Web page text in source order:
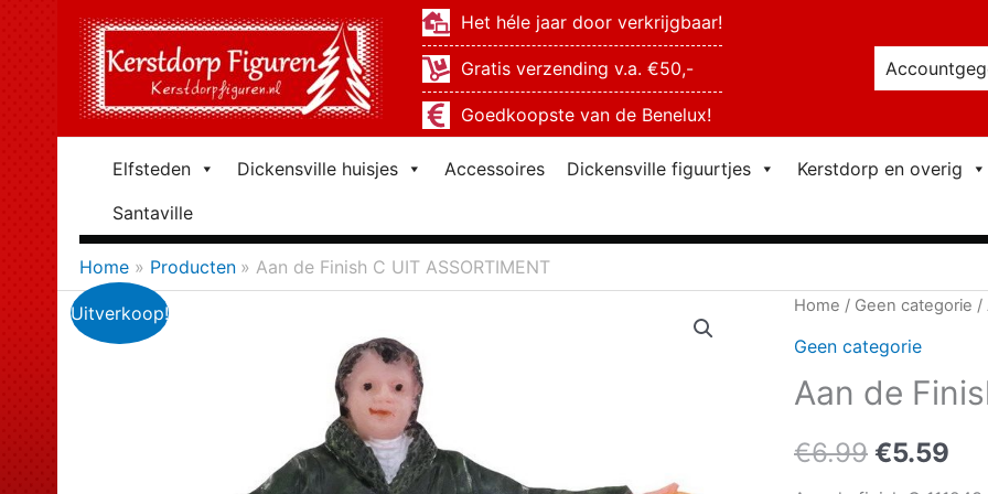
Het héle jaar door verkrijgbaar!
Gratis verzending v.a. €50,-
Goedkoopste van de Benelux!
Elfsteden Dickensville huisjes Accessoires Dickensville figuurtjes Kerstdorp en overig
Santaville
Home Producten Aan de Finish C UIT ASSORTIMENT
Uitverkoop! Home / Geen categorie /
Geen categorie
Aan de
€6.99 €5.59